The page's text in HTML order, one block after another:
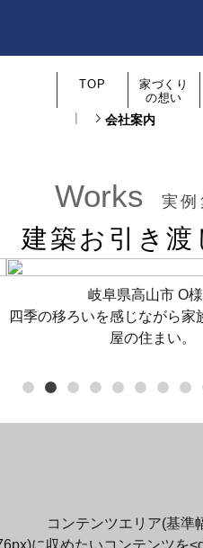
TOP
家づくり
の想い
会社案内
Works 実例
建築お引き渡
岐阜県高山市 O
四季の移ろいを感じながら家
屋の住まい。
コンテンツエリア(基準
に収めたいコンテンツを